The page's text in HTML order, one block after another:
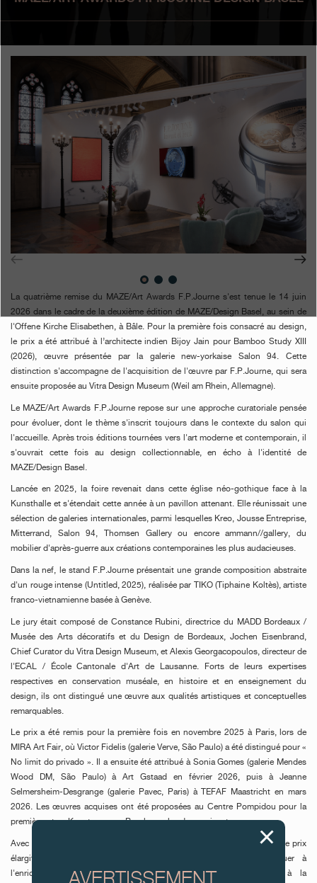
Boutiques
Catalogue
Contact
Search
Rechercher
ENGLISH 日本語 简体中文
La quatrième remise du MAZE/Art Awards F.P.Journe s'est tenue le 14 juin
2026 dans le cadre de la deuxième édition de MAZE/Design Basel, au sein de
l'Offene Kirche Elisabethen, à Bâle. Pour la première fois consacré au design,
le prix a été attribué à l’architecte indien Bijoy Jain pour Bamboo Study XIII
(2026), œuvre présentée par la galerie new-yorkaise Salon 94. Cette
distinction s'accompagne de l'acquisition de l'œuvre par F.P.Journe, qui sera
ensuite proposée au Vitra Design Museum (Weil am Rhein, Allemagne).
Le MAZE/Art Awards F.P.Journe repose sur une approche curatoriale pensée
pour évoluer, dont le thème s'inscrit toujours dans le contexte du salon qui
l'accueille. Après trois éditions tournées vers l'art moderne et contemporain, il
s'ouvrait cette fois au design collectionnable, en écho à l'identité de
MAZE/Design Basel.
Lancée en 2025, la foire revenait dans cette église néo-gothique face à la
Kunsthalle et s'étendait cette année à un pavillon attenant. Elle réunissait une
sélection de galeries internationales, parmi lesquelles Kreo, Jousse Entreprise,
Mitterrand, Salon 94, Thomsen Gallery ou encore ammann//gallery, du
mobilier d'après-guerre aux créations contemporaines les plus audacieuses.
Dans la nef, le stand F.P.Journe présentait une grande composition abstraite
d'un rouge intense (Untitled, 2025), réalisée par TIKO (Tiphaine Koltès), artiste
franco-vietnamienne basée à Genève.
Le jury était composé de Constance Rubini, directrice du MADD Bordeaux /
Musée des Arts décoratifs et du Design de Bordeaux, Jochen Eisenbrand,
Chief Curator du Vitra Design Museum, et Alexis Georgacopoulos, directeur de
l'ECAL / École Cantonale d'Art de Lausanne. Forts de leurs expertises
respectives en conservation muséale, en histoire et en enseignement du
design, ils ont distingué une œuvre aux qualités artistiques et conceptuelles
remarquables.
Le prix a été remis pour la première fois en novembre 2025 à Paris, lors de
MIRA Art Fair, où Victor Fidelis (galerie Verve, São Paulo) a été distingué pour «
No limit do privado ». Il a ensuite été attribué à Sonia Gomes (galerie Mendes
Wood DM, São Paulo) à Art Gstaad en février 2026, puis à Jeanne
Selmersheim-Desgrange (galerie Pavec, Paris) à TEFAF Maastricht en mars
2026. Les œuvres acquises ont été proposées au Centre Pompidou pour la
première, et au Kunstmuseum Basel pour les deux suivantes.
Avec cette première pièce de design destinée au Vitra Design Museum, le prix
élargit son champ tout en poursuivant son objectif : contribuer à
l'enrichissement de collections muséales de premier plan et à la